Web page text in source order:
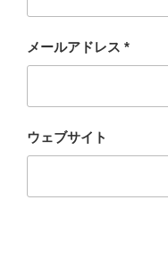
メールアドレス *
ウェブサイト